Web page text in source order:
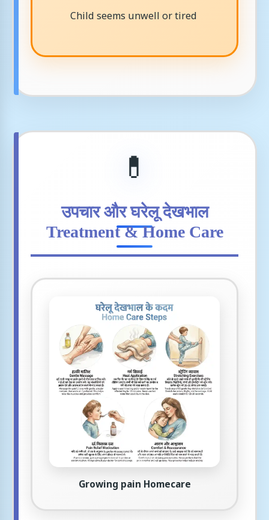
Child seems unwell or tired
💊
उपचार और घरेलू देखभाल
Treatment & Home Care
Growing pain Homecare